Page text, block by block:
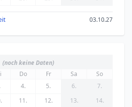
03.10.27
(noch keine Daten)
Do Fr Sa
So
4. 5. 6.
7.
11. 12. 13.
14.